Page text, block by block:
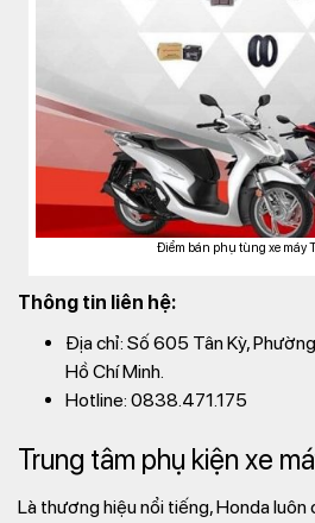
Điểm bán phụ tùng xe máy
Thông tin liên hệ:
Địa chỉ: Số 605 Tân Kỳ,
Hồ Chí Minh.
Hotline: 0838.471.175
Trung tâm phụ kiện xe
Là thương hiệu nổi tiếng, Honda luôn